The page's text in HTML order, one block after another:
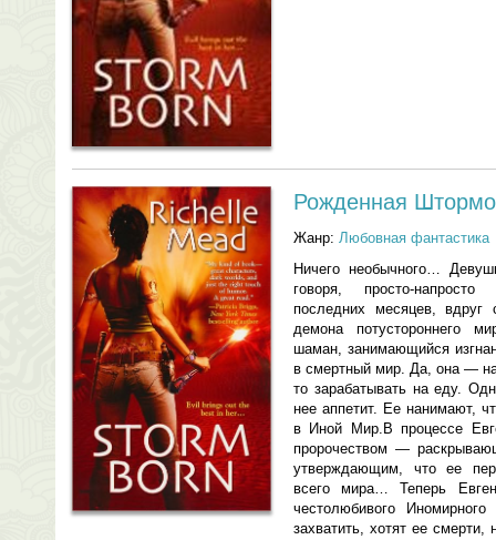
Рожденная
Жанр: Любовная фантастика
Ничего необычного…
говоря, просто-
последних месяцев, вдруг
демона потустороннего
шаман, занимающийся
в смертный мир. Да, она —
то зарабатывать на еду.
нее аппетит. Ее нанимают,
в Иной Мир.В процессе
пророчеством —
утверждающим, что ее
всего мира… Теперь
честолюбивого
захватить, хотят ее смерти,